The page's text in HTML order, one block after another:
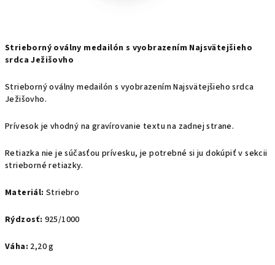
Strieborný oválny medailón s vyobrazením Najsvätejšieho
srdca Ježišovho
Strieborný oválny medailón s vyobrazením Najsvätejšieho srdca
Ježišovho.
Prívesok je vhodný na gravírovanie textu na zadnej strane.
Retiazka nie je súčasťou prívesku, je potrebné si ju dokúpiť v sekcii
strieborné retiazky.
Materiál: Striebro
Rýdzosť: 925/1000
Váha: 2,20 g